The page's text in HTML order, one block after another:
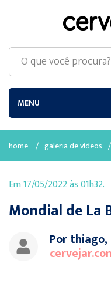
MENU
home / galeria de vídeos /
Em 17/05/2022 às 01h32.
Mondial de La
Por thiago,